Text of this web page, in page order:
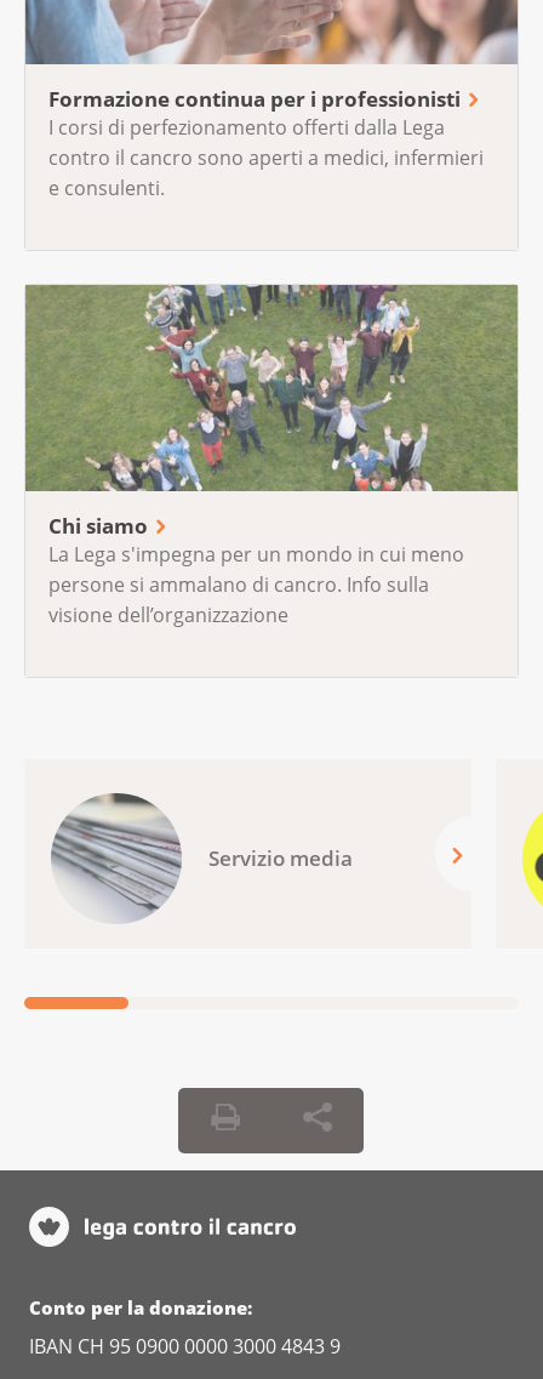
Formazione continua per i professionisti
I corsi di perfezionamento offerti dalla Lega
contro il cancro sono aperti a medici, infermieri
e consulenti.
Chi siamo
La Lega s'impegna per un mondo in cui meno
persone si ammalano di cancro. Info sulla
visione dell’organizzazione
Servizio media
Conto per la donazione:
IBAN CH 95 0900 0000 3000 4843 9